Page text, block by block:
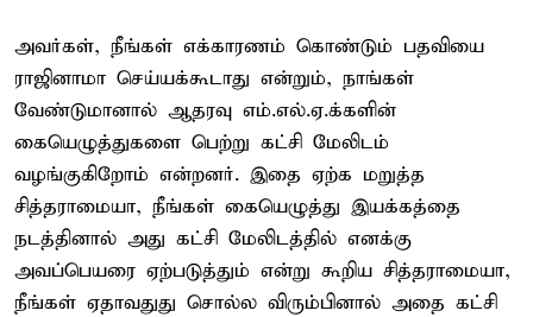
அவர்கள், நீங்கள் எக்காரணம் கொண்டும் பதவியை
ராஜினாமா செய்யக்கூடாது என்றும், நாங்கள்
வேண்டுமானால் ஆதரவு எம்.எல்.ஏ.க்களின்
கையெழுத்துகளை பெற்று கட்சி மேலிடம்
வழங்குகிறோம் என்றனர். இதை ஏற்க மறுத்த
சித்தராமையா, நீங்கள் கையெழுத்து இயக்கத்தை
நடத்தினால் அது கட்சி மேலிடத்தில் எனக்கு
அவப்பெயரை ஏற்படுத்தும் என்று கூறிய சித்தராமையா,
நீங்கள் ஏதாவதுது சொல்ல விரும்பினால் அதை கட்சி